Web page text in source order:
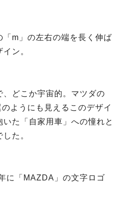
m」の左右の端を長く伸ば
ン。
どこか宇宙的。マツダの
のようにも見えるこのデザイ
た「自家用車」への憧れと
た。
に「MAZDA」の文字ロゴ